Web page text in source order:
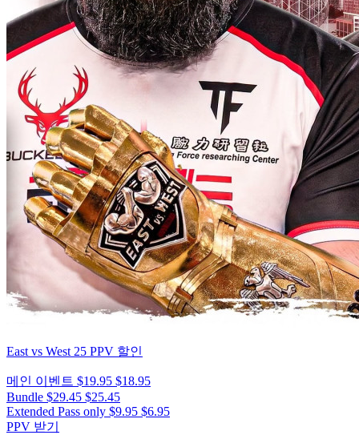
East vs West 25 PPV 할인
메인 이벤트 $19.95 $18.95
Bundle $29.45 $25.45
Extended Pass only $9.95 $6.95
PPV 받기